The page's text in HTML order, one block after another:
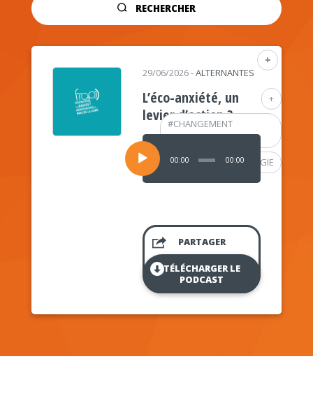
RECHERCHER
+
+
#CHANGEMENT
CLIMATIQUE
#PSYCHOLOGIE
29/06/2026-ALTERNANTES
L’éco-anxiété, un
levier d’action ?
Lecteur
audio
00:00 00:00
PARTAGER
TÉLÉCHARGER LE
PODCAST